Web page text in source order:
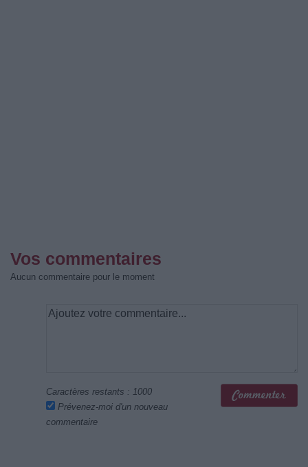
Vos commentaires
Aucun commentaire pour le moment
Caractères restants : 1000
Prévenez-moi d'un nouveau
commentaire